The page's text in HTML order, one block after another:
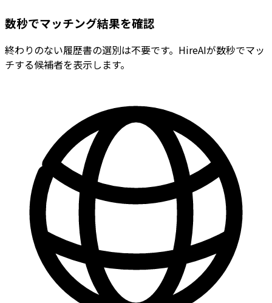
数秒でマッチング結果を確認
終わりのない履歴書の選別は不要です。HireAIが数秒でマッ
チする候補者を表示します。